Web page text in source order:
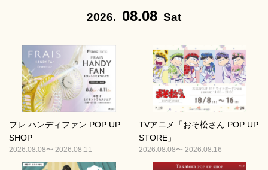
2026. 08.08 Sat
フレ ハンディファン POP UP
SHOP
2026.08.08〜 2026.08.11
TVアニメ「おそ松さん POP UP
STORE」
2026.08.08〜 2026.08.16